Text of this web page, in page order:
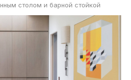
столом и барной стойкой